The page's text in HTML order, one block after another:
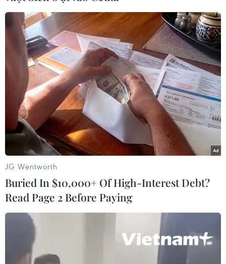
#an ninh xã hội
Singapore
Theo dõi VietnamPlus
TIN LIÊN QUAN
JG Wentworth
Buried In $10,000+ Of High-Interest Debt?
Read Page 2 Before Paying